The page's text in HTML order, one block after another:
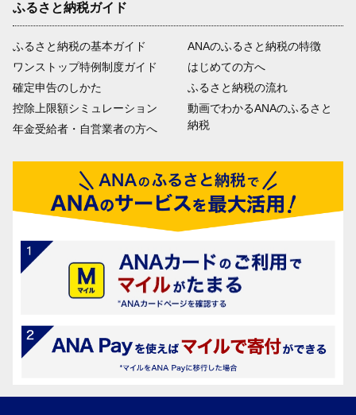
ふるさと納税ガイド
ふるさと納税の基本ガイド
ワンストップ特例制度ガイド
確定申告のしかた
控除上限額シミュレーション
年金受給者・自営業者の方へ
ANAのふるさと納税の特徴
はじめての方へ
ふるさと納税の流れ
動画でわかるANAのふるさと
納税